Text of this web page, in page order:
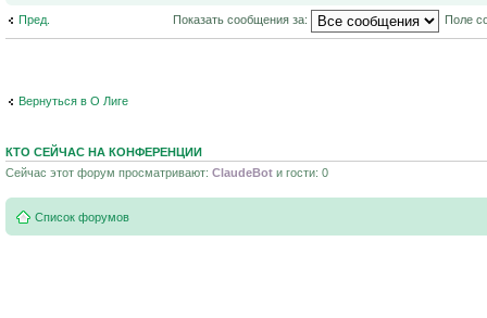
Пред. Показать сообщения за: Поле
Вернуться в О Лиге
КТО СЕЙЧАС НА КОНФЕРЕНЦИИ
Сейчас этот форум просматривают: ClaudeBot и гости: 0
Список форумов